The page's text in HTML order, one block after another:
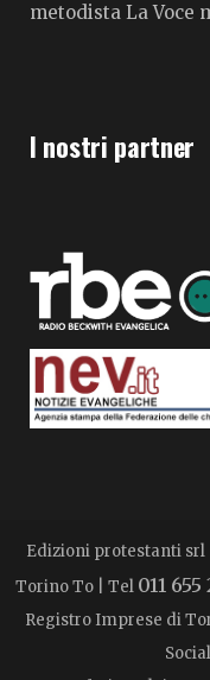
metodista La Voce
I nostri partner
Edizioni protestanti srl |
Torino To | Tel 011 655
Registro Imprese di